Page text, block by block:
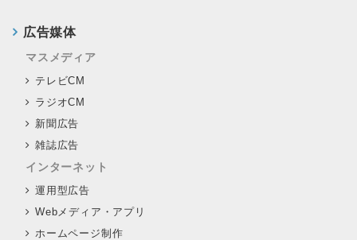
広告媒体
マスメディア
テレビCM
ラジオCM
新聞広告
雑誌広告
インターネット
運用型広告
Webメディア・アプリ
ホームページ制作